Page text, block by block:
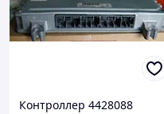
Контроллер 4428088